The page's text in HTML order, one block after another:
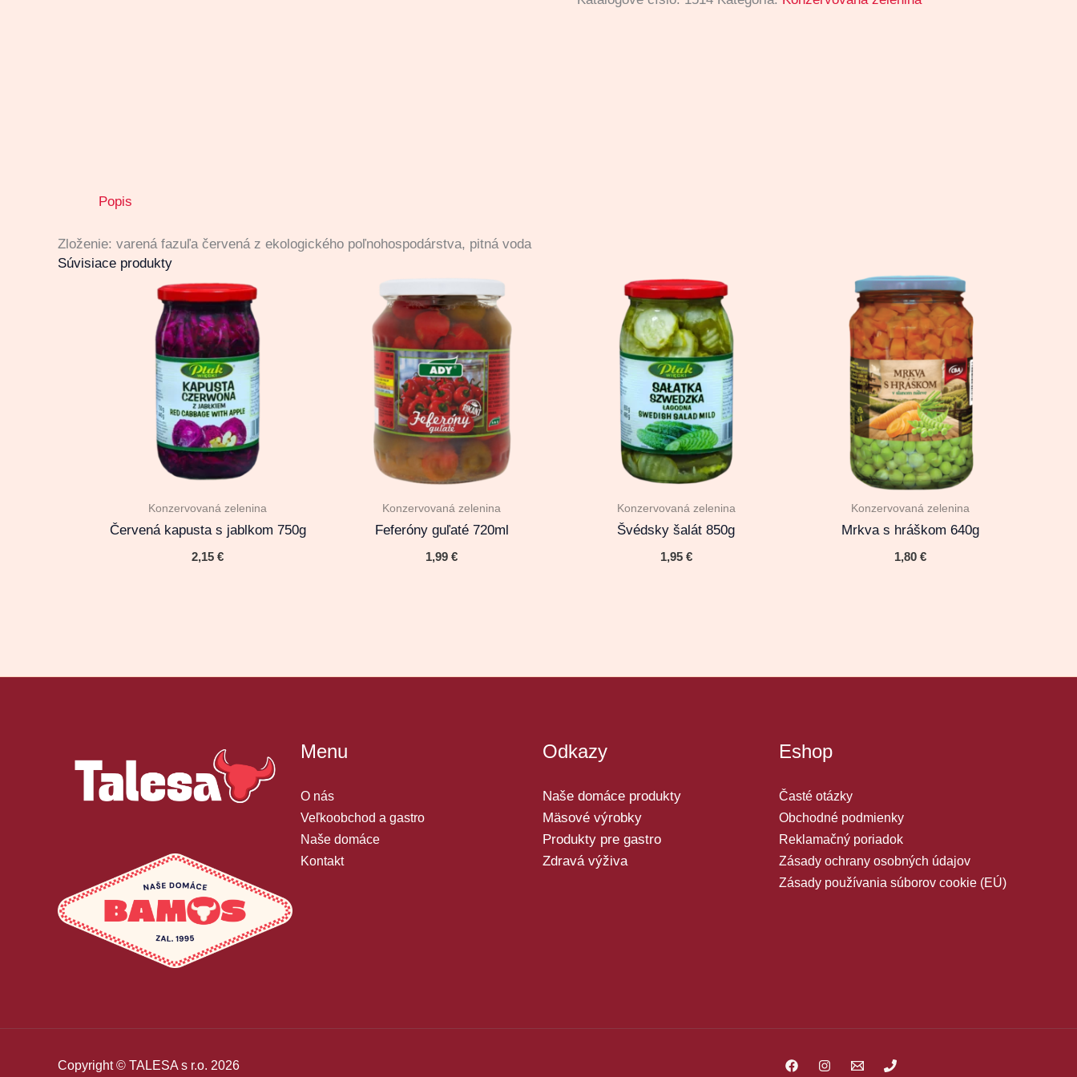
Popis
Zloženie: varená fazuľa červená z ekologického poľnohospodárstva, pitná voda
Súvisiace produkty
Konzervovaná zelenina
Červená kapusta s jablkom 750g
2,15€
Konzervovaná zelenina
Feferóny guľaté 720ml
1,99€
Konzervovaná zelenina
Švédsky šalát 850g
1,95 €
Konzervovaná zelenina
Mrkva s hráškom 640g
1,80 €
Menu
O nás
Veľkoobchod a gastro
Naše domáce
Kontakt
Odkazy
Naše domáce produkty
Mäsové výrobky
Produkty pre gastro
Zdravá výživa
Eshop
Časté otázky
Obchodné podmienky
Reklamačný poriadok
Zásady ochrany osobných údajov
Zásady používania súborov cookie (EÚ)
Copyright © TALESA s r.o. 2026